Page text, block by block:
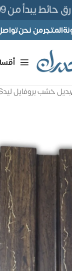
يبدأ من 99ج
المتجرمن نحن
بديل خشب بروفايل ليدP.S